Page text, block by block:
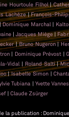
Hourtoule Filhol|
Lachéze|François-
Dominique Marchal |
|Jacques Miège|
|Bruno Nugeron|
| Dominique Prévost |
Vidal | Roland Salti|
|Isabelle Simon|
Tubiana | Yvette
| Claude Zsürger
la publication :